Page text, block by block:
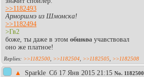
>>1182493
Арморшмэ из Шмомска!
>>1182494
>Гв2
боже, ты даже в этом обшква учавствовал
оно же платное!
>>1182500 >>1182504 >>1182505 >>1182508
▲ Sparkle Сб 17 Янв 2015 21:15 No. 1182500